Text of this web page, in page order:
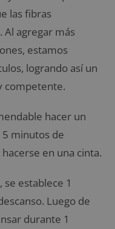
las fibras
Al agregar más
estamos
logrando así un
competente.
hacer un
minutos de
en una cinta.
establece 1
Luego de
durante 1